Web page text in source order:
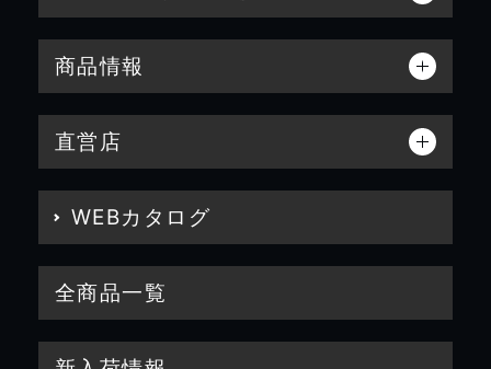
商品情報
直営店
WEBカタログ
全商品一覧